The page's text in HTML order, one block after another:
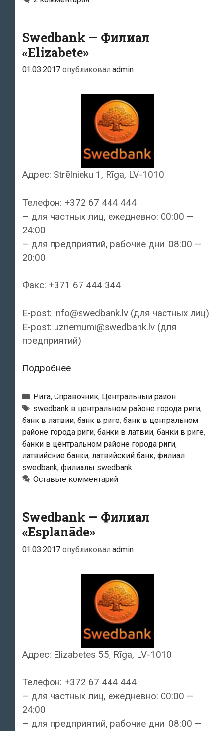
Swedbank — Филиал
«Elizabete»
01.03.2017 опубликовал admin
Адрес: Strēlnieku 1, Rīga, LV-1010
Телефон: +372 67 444 444
— для частных лиц, ежедневно: 00:00 —
24:00
— для предприятий, рабочие дни: 08:00 —
20:00
Факс: +371 67 444 344
E-post: info@swedbank.lv (для частных лиц)
E-post: uznemumi@swedbank.lv (для
предприятий)
ПодробнееSwedbank
Филиал
«Elizabete»
Рубрики
Рига, Справочник, Центральный район
Тэги
swedbank в центральном районе города риги,
банк в латвии, банк в риге, банк в центральном
районе города риги, банки в латвии, банки в риге,
банки в центральном районе города риги,
латвийские банки, латвийский банк, филиал
swedbank, филиалы swedbank
Оставьте комментарий
Swedbank — Филиал
«Esplanāde»
01.03.2017 опубликовал admin
Адрес: Elizabetes 55, Rīga, LV-1010
Телефон: +372 67 444 444
— для частных лиц, ежедневно: 00:00 —
24:00
— для предприятий, рабочие дни: 08:00 —